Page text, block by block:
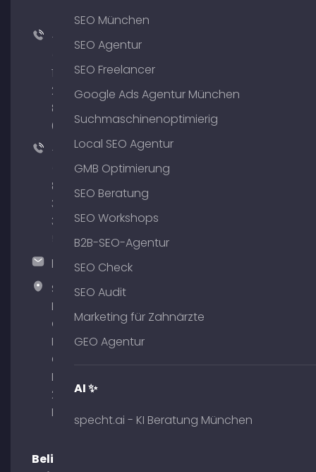
+49
176
204
801
64
+49
89
380
375
hallo@timospecht.de
Specht
Marketing
GmbH –
Palais am
Obelisk
Briennerstr.
29 80333
München
Beliebte
SEO München
SEO Agentur
SEO Freelancer
Google Ads Agentur München
Suchmaschinenoptimierig
Local SEO Agentur
GMB Optimierung
SEO Beratung
SEO Workshops
B2B-SEO-Agentur
SEO Check
SEO Audit
Marketing für Zahnärzte
GEO Agentur
AI ✨
specht.ai - KI Beratung München